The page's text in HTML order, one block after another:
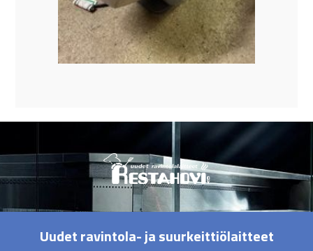
Uudet ravintola- ja suurkeittiölaitteet